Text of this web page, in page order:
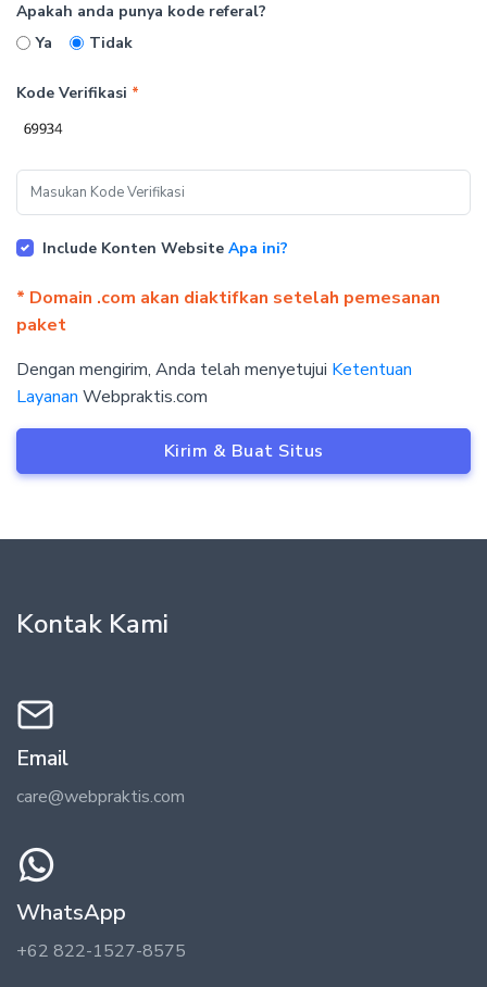
Apakah anda punya kode referal?
Ya
Tidak
Kode Verifikasi *
Include Konten Website Apa ini?
* Domain .com akan diaktifkan setelah pemesanan
paket
Dengan mengirim, Anda telah menyetujui Ketentuan
Layanan Webpraktis.com
Kirim & Buat Situs
Kontak Kami
Email
care@webpraktis.com
WhatsApp
+62 822-1527-8575